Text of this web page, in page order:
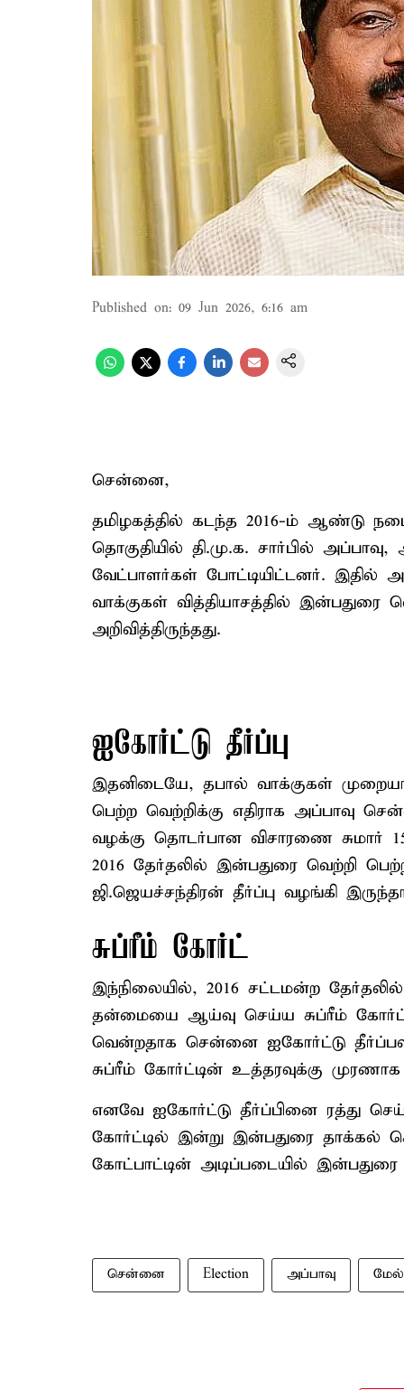
Published on: 09 Jun 2026, 6:16 am
சென்னை,
தமிழகத்தில் கடந்த 2016-ம் ஆண்டு
தொகுதியில் தி.மு.க. சார்பில்
வேட்பாளர்கள் போட்டியிட்டனர். இதில்
வாக்குகள் வித்தியாசத்தில் இன்பதுரை
அறிவித்திருந்தது.
ஐகோர்ட்டு தீர்ப்பு
இதனிடையே, தபால் வாக்குகள்
பெற்ற வெற்றிக்கு எதிராக அப்பாவு
வழக்கு தொடர்பான விசாரணை சுமார்
2016 தேர்தலில் இன்பதுரை வெற்றி
ஜி.ஜெயச்சந்திரன் தீர்ப்பு வழங்கி
சுப்ரீம் கோர்ட்
இந்நிலையில், 2016 சட்டமன்ற
தன்மையை ஆய்வு செய்ய சுப்ரீம் கோர்ட்
வென்றதாக சென்னை ஐகோர்ட்டு
சுப்ரீம் கோர்ட்டின் உத்தரவுக்கு
எனவே ஐகோர்ட்டு தீர்ப்பினை ரத்து
கோர்ட்டில் இன்று இன்பதுரை தாக்கல்
கோட்பாட்டின் அடிப்படையில்
சென்னை Election அப்பாவு